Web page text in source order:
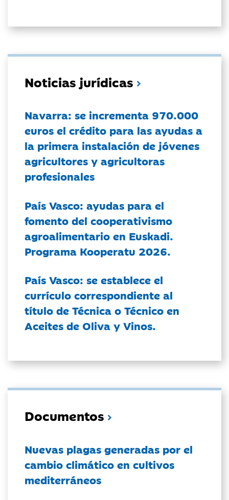
Noticias jurídicas
Navarra: se incrementa 970.000
euros el crédito para las ayudas a
la primera instalación de jóvenes
agricultores y agricultoras
profesionales
País Vasco: ayudas para el
fomento del cooperativismo
agroalimentario en Euskadi.
Programa Kooperatu 2026.
País Vasco: se establece el
currículo correspondiente al
título de Técnica o Técnico en
Aceites de Oliva y Vinos.
Documentos
Nuevas plagas generadas por el
cambio climático en cultivos
mediterráneos